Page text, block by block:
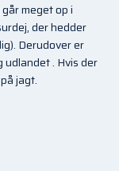
meget op i
der hedder
Derudover er
. Hvis der
jagt.